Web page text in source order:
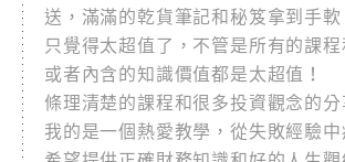
送，滿滿的乾貨筆記和秘笈拿到手
只覺得太超值了，不管是所有的課
或者內含的知識價值都是太超值！
條理清楚的課程和很多投資觀念的
我的是一個熱愛教學，從失敗經驗中